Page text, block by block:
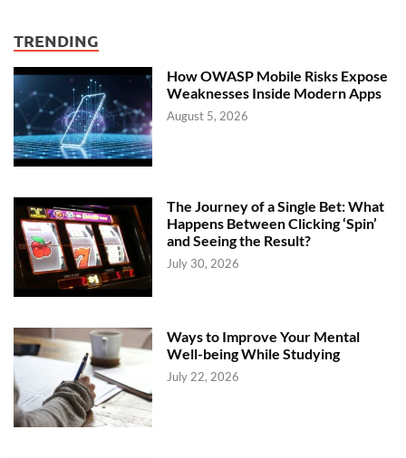
TRENDING
How OWASP Mobile Risks Expose
Weaknesses Inside Modern Apps
August 5, 2026
The Journey of a Single Bet: What
Happens Between Clicking ‘Spin’
and Seeing the Result?
July 30, 2026
Ways to Improve Your Mental
Well-being While Studying
July 22, 2026